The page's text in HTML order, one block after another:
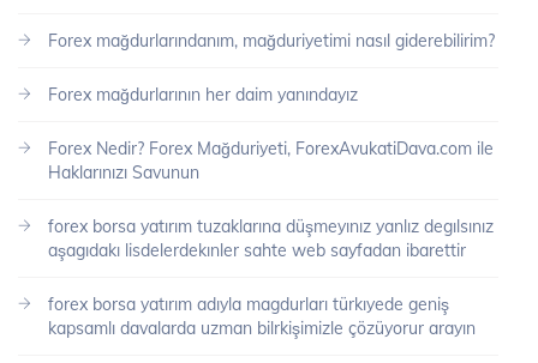
Forex mağdurlarındanım, mağduriyetimi nasıl giderebilirim?
Forex mağdurlarının her daim yanındayız
Forex Nedir? Forex Mağduriyeti, ForexAvukatiDava.com ile
Haklarınızı Savunun
forex borsa yatırım tuzaklarına düşmeyınız yanlız degılsınız
aşagıdakı lisdelerdekınler sahte web sayfadan ibarettir
forex borsa yatırım adıyla magdurları türkıyede geniş
kapsamlı davalarda uzman bilrkişimizle çözüyorur arayın